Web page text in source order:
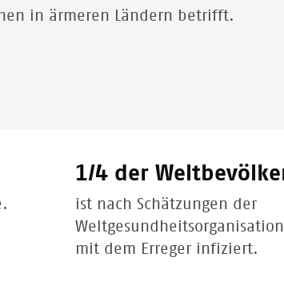
in ärmeren Ländern betrifft.
1/4 der
ist nach Schätzungen der
Weltgesundheitsorganisation
mit dem Erreger infiziert.